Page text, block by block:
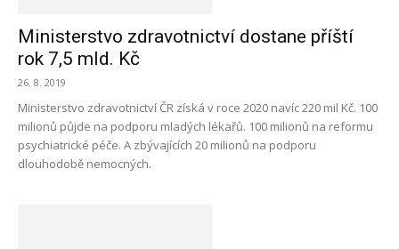
Ministerstvo zdravotnictví dostane příští
rok 7,5 mld. Kč
26. 8. 2019
Ministerstvo zdravotnictví ČR získá v roce 2020 navíc 220 mil Kč. 100
milionů půjde na podporu mladých lékařů. 100 milionů na reformu
psychiatrické péče. A zbývajících 20 milionů na podporu
dlouhodobě nemocných.